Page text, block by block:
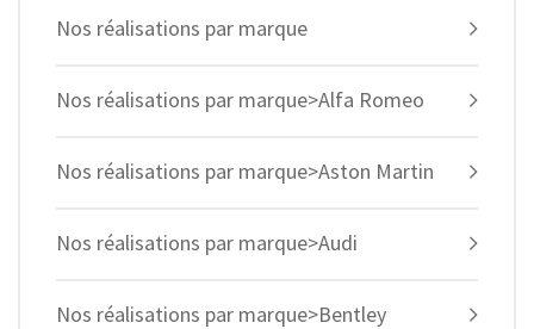
Nos réalisations par marque
Nos réalisations par marque>Alfa Romeo
Nos réalisations par marque>Aston Martin
Nos réalisations par marque>Audi
Nos réalisations par marque>Bentley